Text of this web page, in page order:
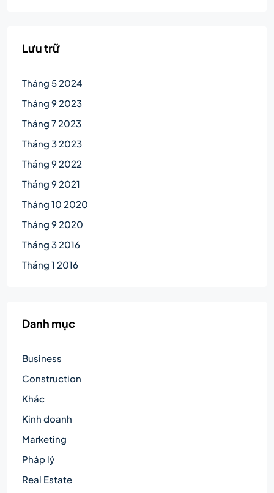
Lưu trữ
Tháng 5 2024
Tháng 9 2023
Tháng 7 2023
Tháng 3 2023
Tháng 9 2022
Tháng 9 2021
Tháng 10 2020
Tháng 9 2020
Tháng 3 2016
Tháng 1 2016
Danh mục
Business
Construction
Khác
Kinh doanh
Marketing
Pháp lý
Real Estate